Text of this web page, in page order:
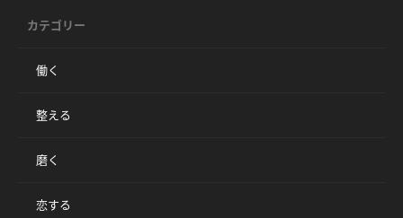
カテゴリー
働く
整える
磨く
恋する